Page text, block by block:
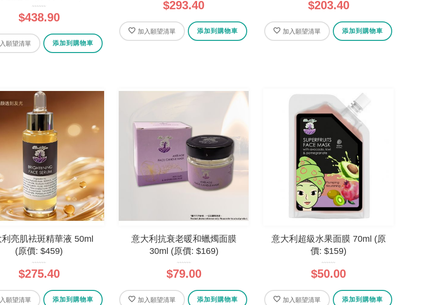
$438.90
願望清單 添加到購物車
$293.40
加入願望清單 添加到購物車
$203.40
加入願望清單 添加到購物車
亮肌袪斑精華液 50ml
(原價: $459)
$275.40
願望清單 添加到購物車
意大利抗衰老暖和蠟燭面膜
30ml (原價: $169)
$79.00
加入願望清單 添加到購物車
意大利超級水果面膜 70ml (原
價: $159)
$50.00
加入願望清單 添加到購物車
機橄欖油乳木果皂 - 鈴蘭
$69.00
法國有機橄欖油乳木果皂 - 摩洛
哥堅果油
0%
$69.00
法國有機橄欖油乳木果皂 - 蓮花
$69.00